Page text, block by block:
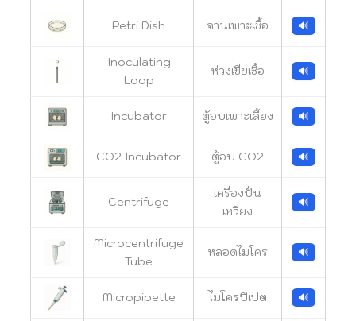
Petri Dish จานเพาะเชื้อ 🔊
Inoculating
Loop
ห่วงเขี่ยเชื้อ 🔊
Incubator ตู้อบเพาะเลี้ยง 🔊
CO2 Incubator ตู้อบ CO2 🔊
Centrifuge
เครื่องปั่น
เหวี่ยง
🔊
Microcentrifuge
Tube
หลอดไมโคร 🔊
Micropipette ไมโครปิเปต 🔊